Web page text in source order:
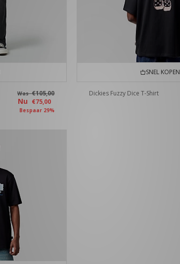
Was€105,00
Nu €75,00
Bespaar 29%
SNEL KOPEN
Dickies Fuzzy Dice T-Shirt